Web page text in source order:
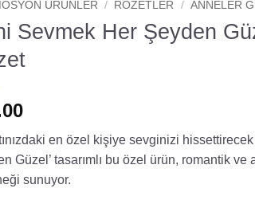
ÜRÜNLER / ROZETLER / ANNELER
Sevmek Her Şeyden
en özel kişiye sevginizi
Güzel’ tasarımlı bu özel ürün, romantik ve
sunuyor.